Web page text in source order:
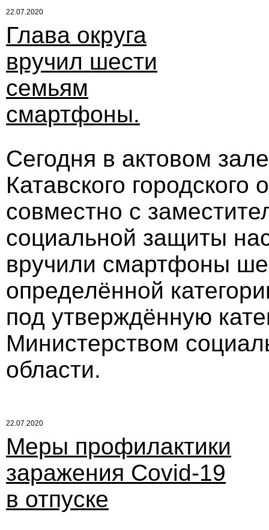
22.07.2020
Глава округа
вручил шести
семьям
смартфоны.
Сегодня в актовом
Катавского
совместно с
социальной защиты
вручили смартфоны
определённой
под утверждённую
Министерством
области.
22.07.2020
Меры профилактики
заражения Covid-19
в отпуске